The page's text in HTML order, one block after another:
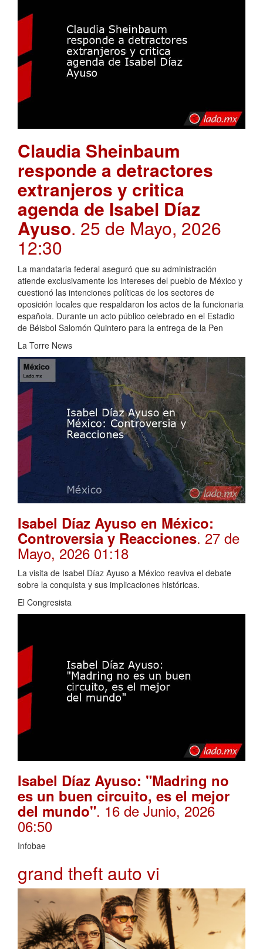
Claudia Sheinbaum
responde a detractores
extranjeros y critica
agenda de Isabel Díaz
Ayuso. 25 de Mayo, 2026
12:30
La mandataria federal aseguró que su administración
atiende exclusivamente los intereses del pueblo de México y
cuestionó las intenciones políticas de los sectores de
oposición locales que respaldaron los actos de la funcionaria
española. Durante un acto público celebrado en el Estadio
de Béisbol Salomón Quintero para la entrega de la Pen
La Torre News
Isabel Díaz Ayuso en México:
Controversia y Reacciones. 27 de
Mayo, 2026 01:18
La visita de Isabel Díaz Ayuso a México reaviva el debate
sobre la conquista y sus implicaciones históricas.
El Congresista
Isabel Díaz Ayuso: "Madring no
es un buen circuito, es el mejor
del mundo". 16 de Junio, 2026
06:50
Infobae
grand theft auto vi